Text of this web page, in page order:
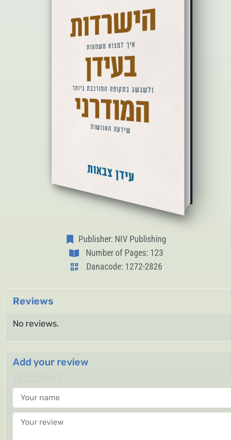
Publisher: NIV Publishing
Number of Pages: 123
Danacode: 1272-2826
Reviews
No reviews.
Add your review
Your name
Your review